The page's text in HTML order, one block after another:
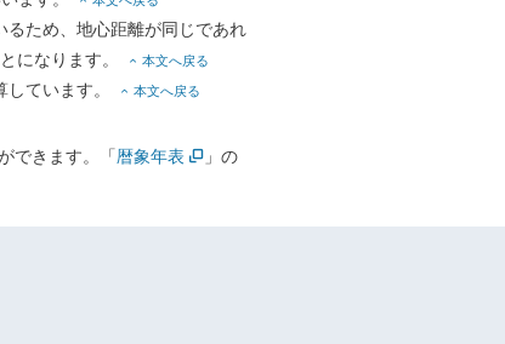
ため、地心距離が同じであれ
になります。
本文へ戻る
ています。 本文へ戻る
できます。「暦象年表
」の